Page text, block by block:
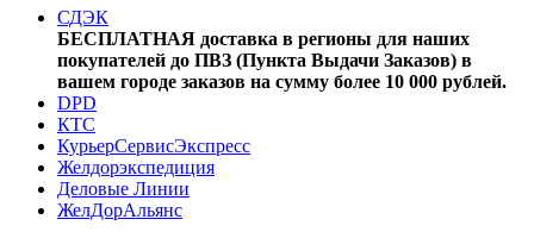
СДЭК
БЕСПЛАТНАЯ доставка в регионы для наших
покупателей до ПВЗ (Пункта Выдачи Заказов) в
вашем городе заказов на сумму более 10 000 рублей.
DPD
КТС
КурьерСервисЭкспресс
Желдорэкспедиция
Деловые Линии
ЖелДорАльянс